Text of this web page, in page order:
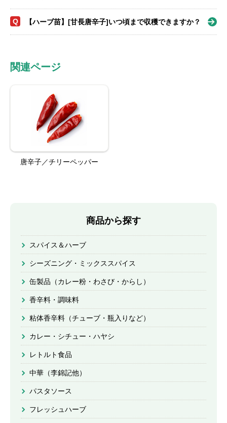
Q 【ハーブ苗】[甘長唐辛子]いつ頃まで収穫できますか？
関連ページ
唐辛子／チリーペッパー
商品から探す
スパイス＆ハーブ
シーズニング・ミックススパイス
缶製品（カレー粉・わさび・からし）
香辛料・調味料
粘体香辛料（チューブ・瓶入りなど）
カレー・シチュー・ハヤシ
レトルト食品
中華（李錦記他）
パスタソース
フレッシュハーブ